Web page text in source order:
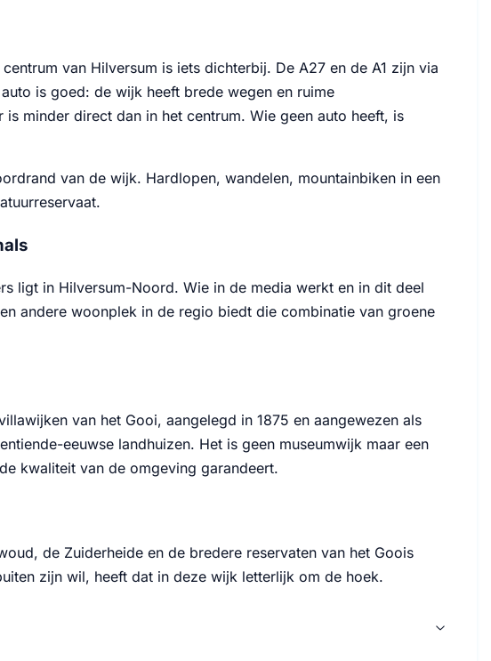
van Hilversum is iets dichterbij. De A27 en de A1 zijn via
is goed: de wijk heeft brede wegen en ruime
minder direct dan in het centrum. Wie geen auto heeft, is
van de wijk. Hardlopen, wandelen, mountainbiken in een
ligt in Hilversum-Noord. Wie in de media werkt en in dit deel
andere woonplek in de regio biedt die combinatie van groene
van het Gooi, aangelegd in 1875 en aangewezen als
eeuwse landhuizen. Het is geen museumwijk maar een
kwaliteit van de omgeving garandeert.
de Zuiderheide en de bredere reservaten van het Goois
zijn wil, heeft dat in deze wijk letterlijk om de hoek.